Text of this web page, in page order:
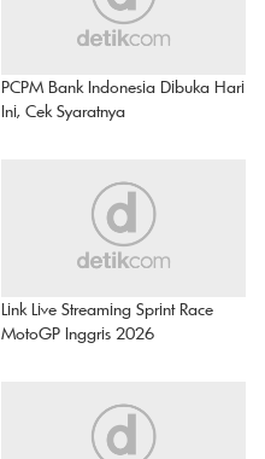
PCPM Bank Indonesia Dibuka Hari
Ini, Cek Syaratnya
Link Live Streaming Sprint Race
MotoGP Inggris 2026